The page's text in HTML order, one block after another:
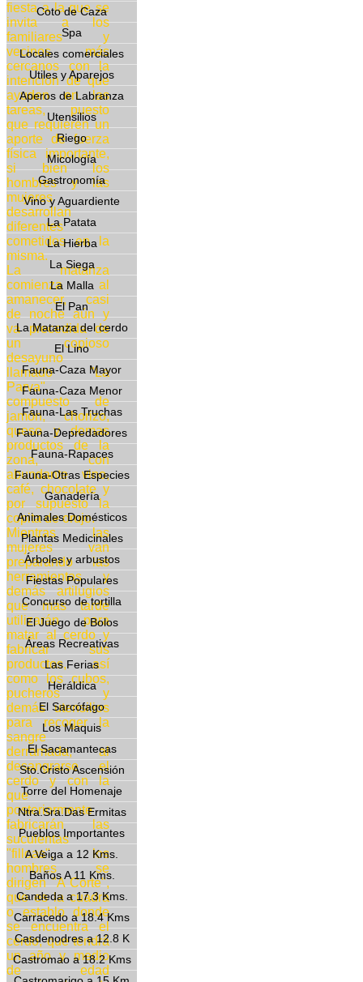
fiesta a la que se
invita a los
familiares y
vecinos más
cercanos con la
intención de que
ayuden en las
tareas, puesto
que requieren un
aporte de fuerza
física importante,
si bien los
hombres y las
mujeres
desarrollan
diferentes
cometidos en la
misma.
La matanza
comienza al
amanecer, casi
de noche aún y
va precedida de
un copioso
desayuno
llamado "La
Parva",
compuesto de
jamón, chorizo,
queso y demas
productos de la
zona, con
abundante vino,
café, chocolate y
por supuesto la
copita de orujo.
Mientras las
mujeres van
preparando las
herramientas y
demás artilugios
que mas tarde
utilizarán para
matar al cerdo y
fabricar sus
productos, así
como los cubos,
pucheros y
demás utensilios
para recoger la
sangre
derramada, al
desangrarse el
cerdo y con la
que
posteriormente
fabricarán las
suculentas
"filloas", los
hombres se
dirigen "A Corte",
que es la cuadra
o establo donde
se encuentra el
cerdo, que tendrá
un año y medio
de edad
Coto de Caza
Spa
Locales comerciales
Utiles y Aparejos
Aperos de Labranza
Utensilios
Riego
Micología
Gastronomía
Vino y Aguardiente
La Patata
La Hierba
La Siega
La Malla
El Pan
La Matanza del cerdo
El Lino
Fauna-Caza Mayor
Fauna-Caza Menor
Fauna-Las Truchas
Fauna-Depredadores
Fauna-Rapaces
Fauna-Otras Especies
Ganadería
Animales Domésticos
Plantas Medicinales
Árboles y arbustos
Fiestas Populares
Concurso de tortilla
El Juego de Bolos
Áreas Recreativas
Las Ferias
Heráldica
El Sarcófago
Los Maquis
El Sacamantecas
Sto.Cristo Ascensión
Torre del Homenaje
Ntra.Sra.Das Ermitas
Pueblos Importantes
A Veiga a 12 Kms.
Baños A 11 Kms.
Candeda a 17.3 Kms.
Carracedo a 18.4 Kms
Casdenodres a 12.8 K
Castromao a 18.2 Kms